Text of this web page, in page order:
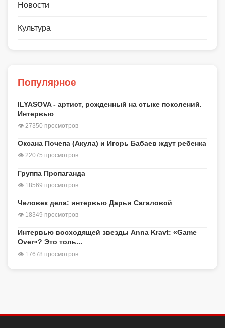
Новости
Культура
Популярное
ILYASOVA - артист, рожденный на стыке поколений.
Интервью
👁 27350 просмотров
Оксана Почепа (Акула) и Игорь Бабаев ждут ребенка
👁 22075 просмотров
Группа Пропаганда
👁 18569 просмотров
Человек дела: интервью Дарьи Сагаловой
👁 18349 просмотров
Интервью восходящей звезды Anna Kravt: «Game
Over»? Это толь...
👁 17678 просмотров